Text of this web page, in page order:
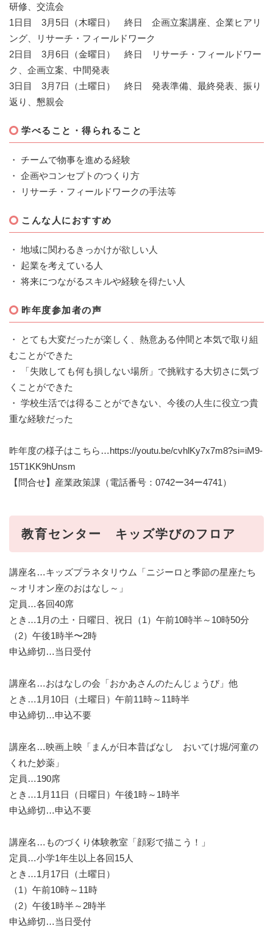
研修、交流会
1日目 3月5日（木曜日） 終日 企画立案講座、企業ヒアリ
ング、リサーチ・フィールドワーク
2日目 3月6日（金曜日） 終日 リサーチ・フィールドワー
ク、企画立案、中間発表
3日目 3月7日（土曜日） 終日 発表準備、最終発表、振り
返り、懇親会
学べること・得られること
・ チームで物事を進める経験
・ 企画やコンセプトのつくり方
・ リサーチ・フィールドワークの手法等
こんな人におすすめ
・ 地域に関わるきっかけが欲しい人
・ 起業を考えている人
・ 将来につながるスキルや経験を得たい人
昨年度参加者の声
・ とても大変だったが楽しく、熱意ある仲間と本気で取り組
むことができた
・ 「失敗しても何も損しない場所」で挑戦する大切さに気づ
くことができた
・ 学校生活では得ることができない、今後の人生に役立つ貴
重な経験だった
昨年度の様子はこちら…https://youtu.be/cvhlKy7x7m8?si=iM9-
15T1KK9hUnsm
【問合せ】産業政策課（電話番号：0742ー34ー4741）
教育センター キッズ学びのフロア
講座名…キッズプラネタリウム「ニジーロと季節の星座たち
～オリオン座のおはなし～」
定員…各回40席
とき…1月の土・日曜日、祝日（1）午前10時半～10時50分
（2）午後1時半〜2時
申込締切…当日受付
講座名…おはなしの会「おかあさんのたんじょうび」他
とき…1月10日（土曜日）午前11時～11時半
申込締切…申込不要
講座名…映画上映「まんが日本昔ばなし おいてけ堀/河童の
くれた妙薬」
定員…190席
とき…1月11日（日曜日）午後1時～1時半
申込締切…申込不要
講座名…ものづくり体験教室「顔彩で描こう！」
定員…小学1年生以上各回15人
とき…1月17日（土曜日）
（1）午前10時～11時
（2）午後1時半～2時半
申込締切…当日受付